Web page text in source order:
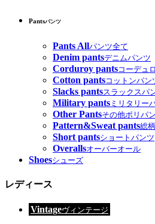
Pantsパンツ
Pants Allパンツ全て
Denim pantsデニムパンツ
Corduroy pantsコーデュ
Cotton pantsコットンパン
Slacks pantsスラックスパ
Military pants ミリタリー
Other Pantsその他ポリパ
Pattern&Sweat pants総
Short pantsショートパンツ
Overallsオーバーオール
Shoesシューズ
レディース
Vintageヴィンテージ